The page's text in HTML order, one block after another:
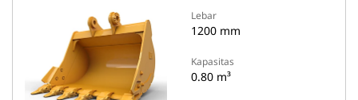
Lebar
1200 mm
Kapasitas
0.80 m³